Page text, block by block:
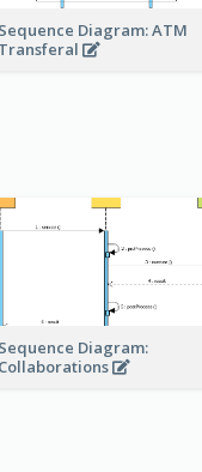
Sequence Diagram: ATM
Transferal
Sequence Diagram:
Collaborations